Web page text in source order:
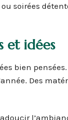
soirées
et idées
bien
Des